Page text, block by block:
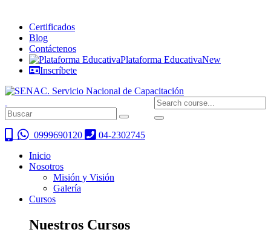
Certificados
Blog
Contáctenos
Plataforma EducativaNew
Inscríbete
0999690120
04-2302745
Inicio
Nosotros
Misión y Visión
Galería
Cursos
Nuestros Cursos